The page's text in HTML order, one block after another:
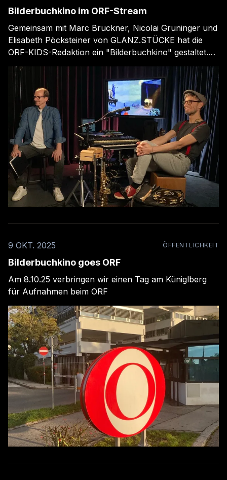
Bilderbuchkino im ORF-Stream
Gemeinsam mit Marc Bruckner, Nicolai Gruninger und
Elisabeth Pöcksteiner von GLANZ.STÜCKE hat die
ORF-KIDS-Redaktion ein "Bilderbuchkino" gestaltet.
Mit viel Musik bringen sie das Buch "Gig Gürtelmull
machts anders" von Nicole Pirker und Clara
Frühwirth (Vermes Verlag) stimmungsvoll auf die
Bühne. ORF ON Bilderbuchkino
9 OKT. 2025 ÖFFENTLICHKEIT
Bilderbuchkino goes ORF
Am 8.10.25 verbringen wir einen Tag am Küniglberg
für Aufnahmen beim ORF